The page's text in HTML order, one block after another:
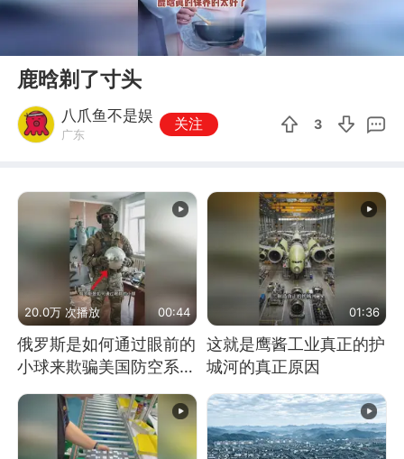
鹿晗剃了寸头
八爪鱼不是娱
广东
关注 3
20.0万 次播放 00:44
俄罗斯是如何通过眼前的
小球来欺骗美国防空系统
的
01:36
这就是鹰酱工业真正的护
城河的真正原因